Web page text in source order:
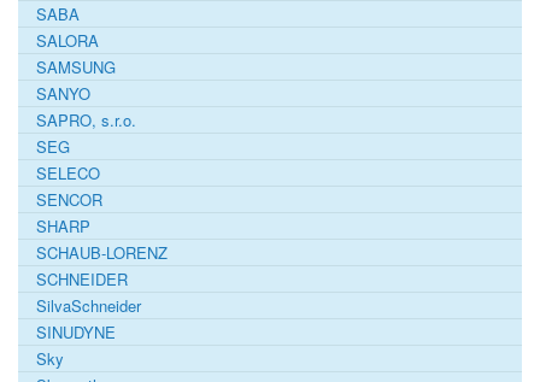
SABA
SALORA
SAMSUNG
SANYO
SAPRO, s.r.o.
SEG
SELECO
SENCOR
SHARP
SCHAUB-LORENZ
SCHNEIDER
SilvaSchneider
SINUDYNE
Sky